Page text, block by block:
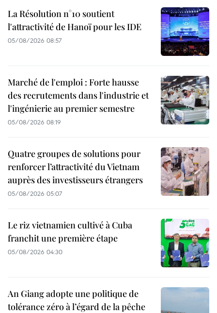
La Résolution n°10 soutient
l'attractivité de Hanoï pour les IDE
05/08/2026 08:57
Marché de l'emploi : Forte hausse
des recrutements dans l'industrie et
l'ingénierie au premier semestre
05/08/2026 08:19
Quatre groupes de solutions pour
renforcer l’attractivité du Vietnam
auprès des investisseurs étrangers
05/08/2026 05:07
Le riz vietnamien cultivé à Cuba
franchit une première étape
05/08/2026 04:30
An Giang adopte une politique de
tolérance zéro à l’égard de la pêche